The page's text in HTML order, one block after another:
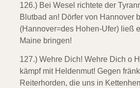
126.) Bei Wesel richtete der
Blutbad an! Dörfer von Hannover
(Hannover=des Hohen-Ufer) ließ
Maine bringen!
127.) Wehre Dich! Wehre Dich o
kämpf mit Heldenmut! Gegen
Reiterhorden, die uns in